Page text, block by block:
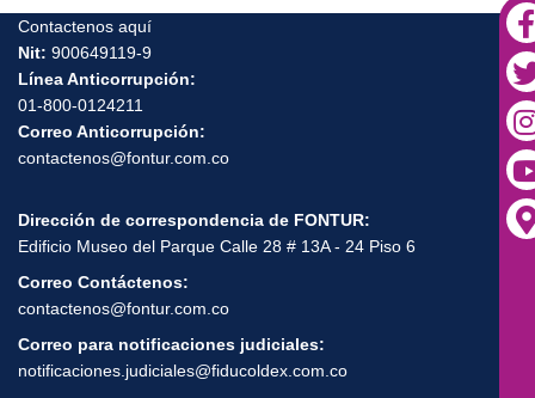
Contactenos aquí
Nit: 900649119-9
Línea Anticorrupción:
01-800-0124211
Correo Anticorrupción:
contactenos@fontur.com.co
Dirección de correspondencia de FONTUR:
Edificio Museo del Parque Calle 28 # 13A - 24 Piso 6
Correo Contáctenos:
contactenos@fontur.com.co
Correo para notificaciones judiciales:
notificaciones.judiciales@fiducoldex.com.co